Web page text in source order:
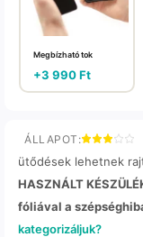
Megbízható tok
+3 990Ft
ÁLLAPOT:
ütődések lehetnek
HASZNÁLT
fóliával a
kategorizáljuk?